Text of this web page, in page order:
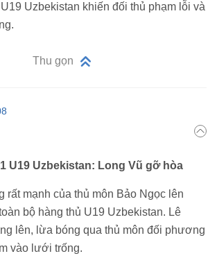
Uzbekistan khiến đối thủ phạm lỗi và
Thu gọn
U19 Uzbekistan: Long Vũ gỡ hòa
rất mạnh của thủ môn Bảo Ngọc lên
bộ hàng thủ U19 Uzbekistan. Lê
lên, lừa bóng qua thủ môn đối phương
vào lưới trống.